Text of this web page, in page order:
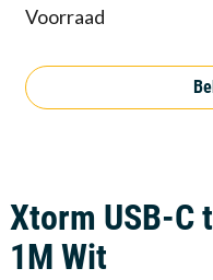
Voorraad
Xtorm USB-C
1M Wit